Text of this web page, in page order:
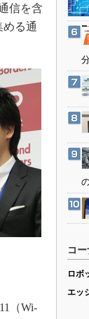
信を含
る通
（Wi-
コ
ロボ
エッ